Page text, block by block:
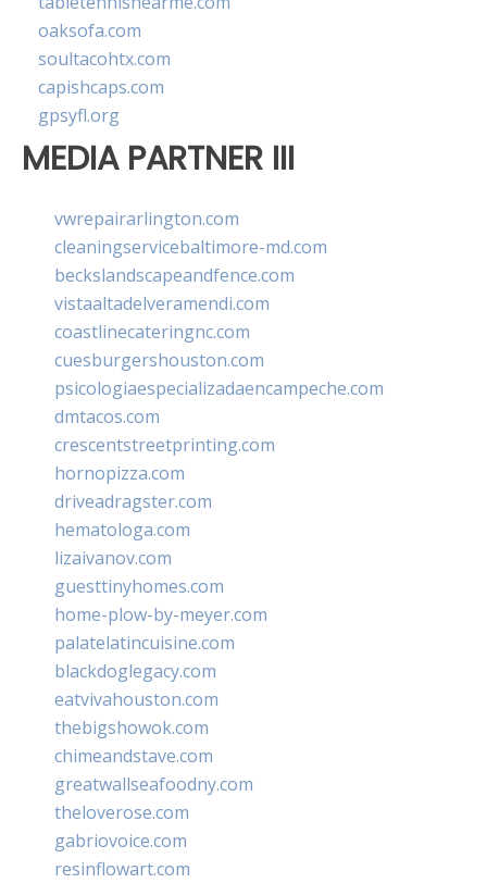
oaksofa.com
soultacohtx.com
capishcaps.com
gpsyfl.org
MEDIA PARTNER III
vwrepairarlington.com
cleaningservicebaltimore-md.com
beckslandscapeandfence.com
vistaaltadelveramendi.com
coastlinecateringnc.com
cuesburgershouston.com
psicologiaespecializadaencampeche.com
dmtacos.com
crescentstreetprinting.com
hornopizza.com
driveadragster.com
hematologa.com
lizaivanov.com
guesttinyhomes.com
home-plow-by-meyer.com
palatelatincuisine.com
blackdoglegacy.com
eatvivahouston.com
thebigshowok.com
chimeandstave.com
greatwallseafoodny.com
theloverose.com
gabriovoice.com
resinflowart.com